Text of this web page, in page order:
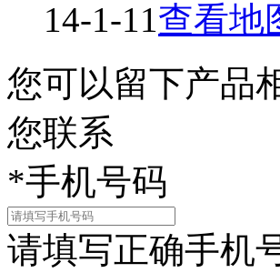
14-1-11查看地
您可以留下产品
您联系
*手机号码
请填写正确手机